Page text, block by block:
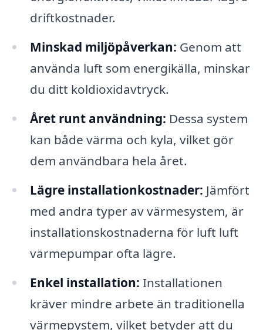
driftkostnader.
Minskad miljöpåverkan: Genom att
använda luft som energikälla, minskar
du ditt koldioxidavtryck.
Året runt användning: Dessa system
kan både värma och kyla, vilket gör
dem användbara hela året.
Lägre installationkostnader: Jämfört
med andra typer av värmesystem, är
installationskostnaderna för luft luft
värmepumpar ofta lägre.
Enkel installation: Installationen
kräver mindre arbete än traditionella
värmepystem, vilket betyder att du